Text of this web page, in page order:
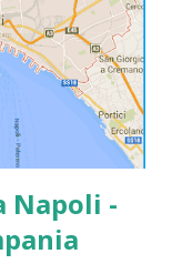
oltre alla
su tutto il
sono collegate
online, capace
Napoli -